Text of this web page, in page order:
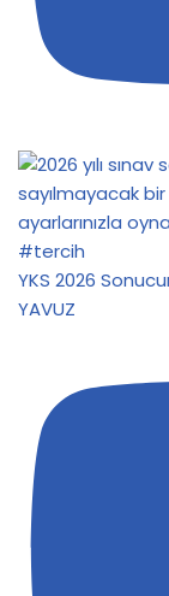
YKS 2026
YAVUZ